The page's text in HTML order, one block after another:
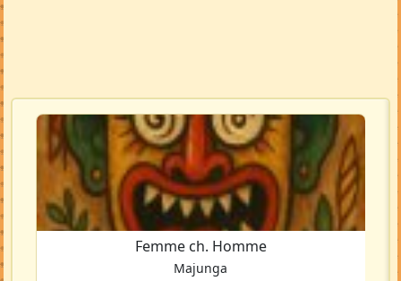
Femme ch. Homme
Majunga